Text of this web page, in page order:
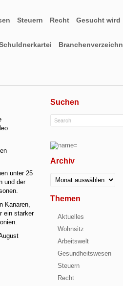
Steuern Recht Gesucht wird
Suchen
Archiv
Archiv
Themen
Aktuelles
Wohnsitz
Arbeitswelt
Gesundheitswesen
Steuern
Recht
unter 25
und der
Kanaren,
ein starker